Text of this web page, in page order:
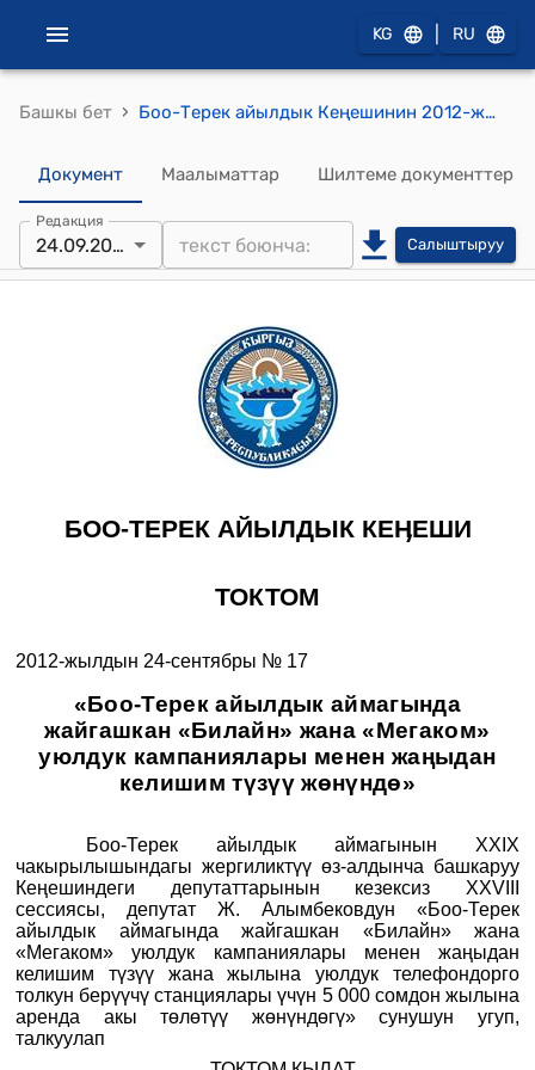
KG RU
Башкы бет › Боо-Терек айылдык Кеңешинин 2012-жылдын 24-сентябрындагы № 17 «Боо-Терек айылдык аймагында жайгашкан «Билайн» жана «Мегаком» уюлдук кампаниялары менен жаңыдан келишим түзүү жөнүндө» токтому
Документ Маалыматтар Шилтеме документтер
Редакция
24.09.2012 Салыштыруу